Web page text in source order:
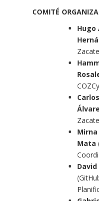
COMITÉ
Hugo
Mata